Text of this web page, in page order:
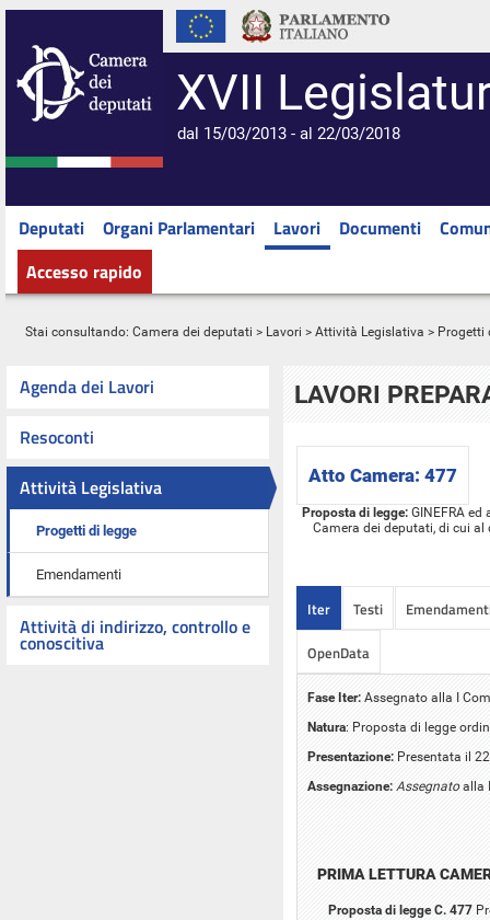
XVII
dal 15/03/2013 - al 22/03/2018
Deputati Organi Parlamentari Lavori Documenti
Accesso rapido
Stai consultando: Camera dei deputati > Lavori > Attività Legislativa > Progetti
Agenda dei Lavori
Resoconti
Attività Legislativa
Progetti di legge
Emendamenti
Attività di indirizzo, controllo e
conoscitiva
LAVORI
Atto Camera: 477
Proposta di legge:GINEFRA ed
Camera dei deputati, di cui
Iter Testi
OpenData
Fase Iter: Assegnato alla I
Natura: Proposta di legge
Presentazione: Presentata il
Assegnazione: Assegnatoalla
PRIMA LETTURA
Proposta di legge C. 477